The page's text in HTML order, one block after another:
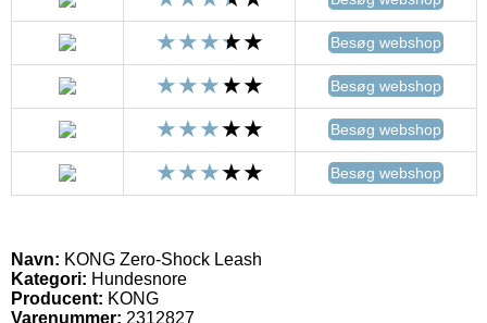
Besøg webshop
Besøg webshop
Besøg webshop
Besøg webshop
Navn: KONG Zero-Shock Leash
Kategori: Hundesnore
Producent: KONG
Varenummer: 2312827